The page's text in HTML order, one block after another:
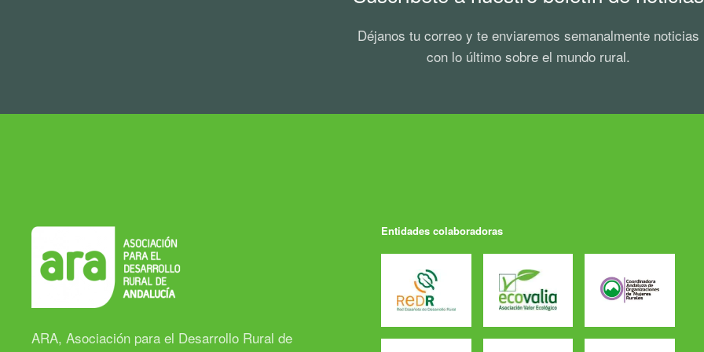
Déjanos tu correo y te enviaremos semanalmente noticias
con lo último sobre el mundo rural.
ARA, Asociación para el Desarrollo Rural de
Entidades colaboradoras